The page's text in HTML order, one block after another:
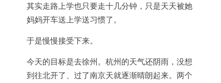
其实走路上学也只要走十几分钟，只是天天被她
妈妈开车送上学送习惯了。
于是慢慢接受下来。
今天的目标是去徐州。杭州的天气还阴雨，没想
到往北开了、过了南京天就逐渐晴朗起来。两个